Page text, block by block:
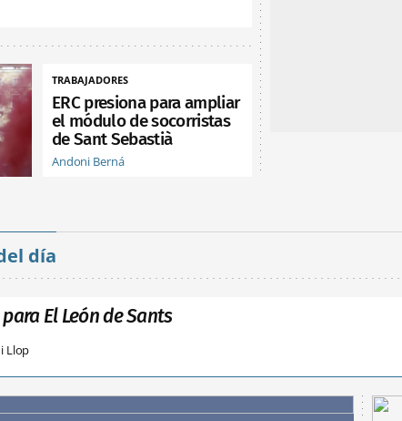
TRABAJADORES
ERC presiona para ampliar
el módulo de socorristas
de Sant Sebastià
Andoni Berná
día
El León de Sants
Llop